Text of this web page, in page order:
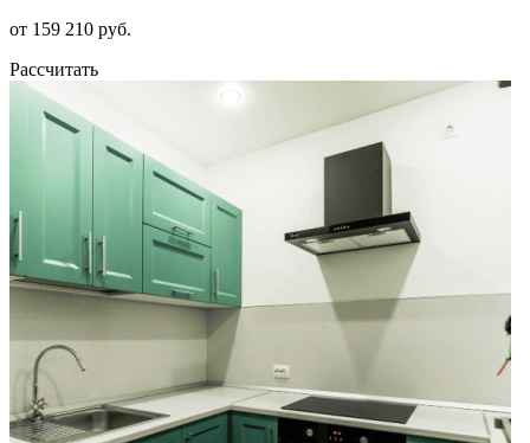
от 159 210 руб.
Рассчитать